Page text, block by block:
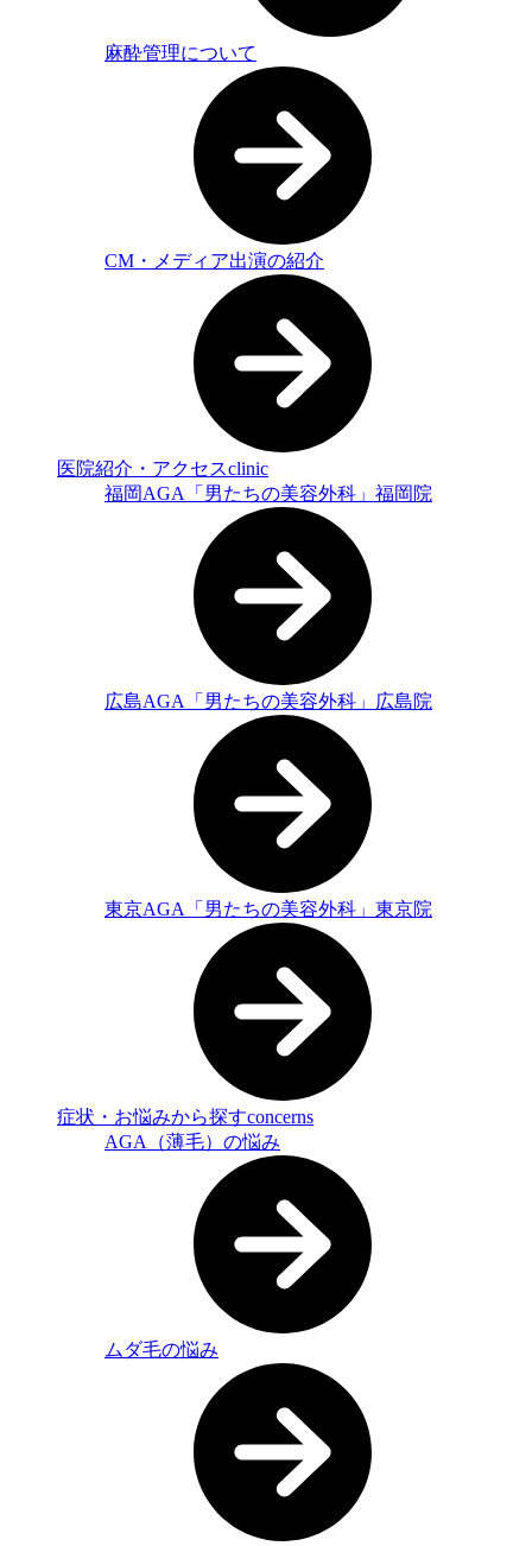
麻酔管理について
CM・メディア出演の紹介
医院紹介・アクセスclinic
福岡AGA「男たちの美容外科」福岡院
広島AGA「男たちの美容外科」広島院
東京AGA「男たちの美容外科」東京院
症状・お悩みから探すconcerns
AGA（薄毛）の悩み
ムダ毛の悩み